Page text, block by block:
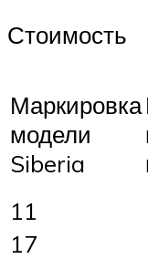
Стоимость
Маркировка
модели
Siberia
11
17